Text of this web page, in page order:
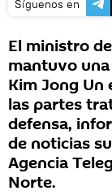
Síguenos en
El ministro
mantuvo
Kim Jong Un
las partes
defensa,
de noticias
Agencia
Norte.